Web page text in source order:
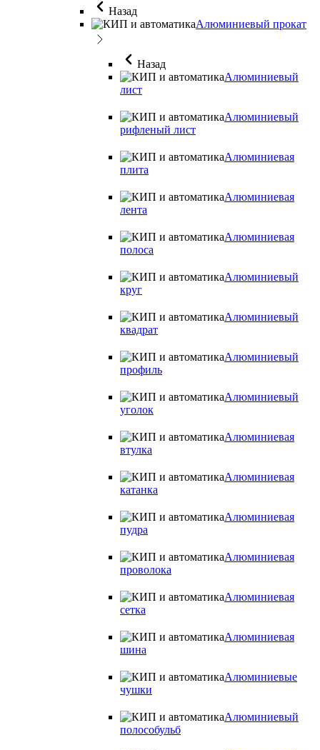
Назад
Алюминиевый прокат
Назад
Алюминиевый
лист
Алюминиевый
рифленый лист
Алюминиевая
плита
Алюминиевая
лента
Алюминиевая
полоса
Алюминиевый
круг
Алюминиевый
квадрат
Алюминиевый
профиль
Алюминиевый
уголок
Алюминиевая
втулка
Алюминиевая
катанка
Алюминиевая
пудра
Алюминиевая
проволока
Алюминиевая
сетка
Алюминиевая
шина
Алюминиевые
чушки
Алюминиевый
полособульб